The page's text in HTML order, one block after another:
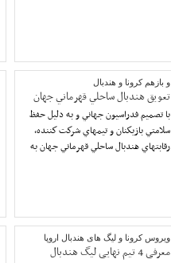
و بازهم كرونا و هندبال
تعويق هندبال ساحلي قهرماني جهان
با تصميم فدراسيون جهاني و به دليل حفظ
سلامتي بازيكنان و تيمهاي شركت كننده،
رقابتهاي هندبال ساحلي قهرماني جهان به
ویروس کرونا و لیگ های هندبال اروپا
معرفی 4 تیم نهایی لیگ هندبال